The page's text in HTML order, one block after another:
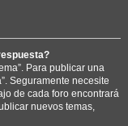
Para publicar una
Seguramente necesite
de cada foro encontrará
nuevos temas,